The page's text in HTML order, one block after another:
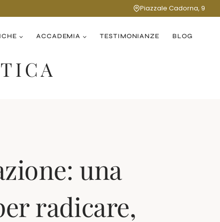
Piazzale Cadorna, 9
ACCADEMIA TESTIMONIANZE BLOG
una
radicare,